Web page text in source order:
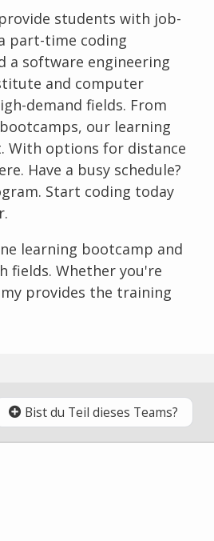
students with job-
part-time coding
a software engineering
and computer
demand fields. From
our learning
With options for distance
Have a busy schedule?
Start coding today
learning bootcamp and
fields. Whether you're
provides the training
Bist du Teil dieses Teams?